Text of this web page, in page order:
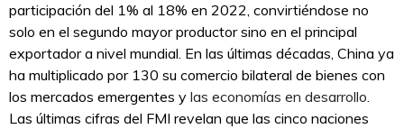
participación del 1% al 18% en 2022, convirtiéndose no
solo en el segundo mayor productor sino en el principal
exportador a nivel mundial. En las últimas décadas, China ya
ha multiplicado por 130 su comercio bilateral de bienes con
los mercados emergentes y las economías en desarrollo.
Las últimas cifras del FMI revelan que las cinco naciones